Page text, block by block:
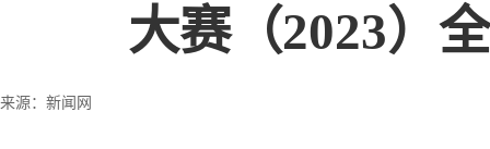
大赛（2023）
来源：新闻网